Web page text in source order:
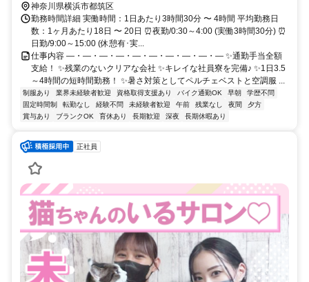
神奈川県横浜市都筑区
勤務時間詳細 実働時間：1日あたり3時間30分 〜 4時間 平均勤務日
数：1ヶ月あたり18日 〜 20日 ⏰夜勤/0:30～4:00 (実働3時間30分) ⏰
日勤/9:00～15:00 (休憩有･実...
仕事内容 ―・―・―・―・―・―・―・―・―・― ✨通勤手当全額
支給！ ✨残業のないクリアな会社 ✨キレイな社員寮を完備♪ ✨1日3.5
～4時間の短時間勤務！ ✨暑さ対策としてペルチェベストと空調服 ...
制服あり 業界未経験者歓迎 資格取得支援あり バイク通勤OK 早朝
学歴不問
固定時間制
転勤なし 経験不問 未経験者歓迎 午前 残業なし 夜間
夕方
賞与あり
ブランクOK 育休あり 長期歓迎 深夜 長期休暇あり
正社員